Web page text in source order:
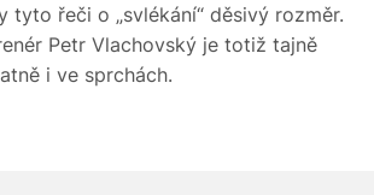
tyto řeči o „svlékání“ děsivý rozměr.
Petr Vlachovský je totiž tajně
i ve sprchách.